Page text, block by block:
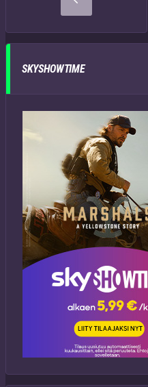
SKYSHOWTIME